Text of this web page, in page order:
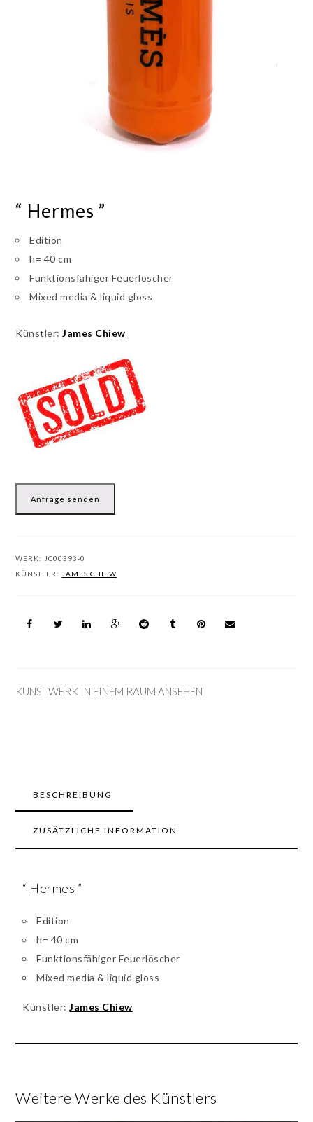
“ Hermes ”
Edition
h= 40 cm
Funktionsfähiger Feuerlöscher
Mixed media & liquid gloss
Künstler:James Chiew
Anfrage senden
WERK: JC00393-0
KÜNSTLER: JAMES CHIEW
KUNSTWERK IN EINEM RAUM ANSEHEN
BESCHREIBUNG
ZUSÄTZLICHE INFORMATION
“ Hermes ”
Edition
h= 40 cm
Funktionsfähiger Feuerlöscher
Mixed media & liquid gloss
Künstler:James Chiew
Weitere Werke des Künstlers